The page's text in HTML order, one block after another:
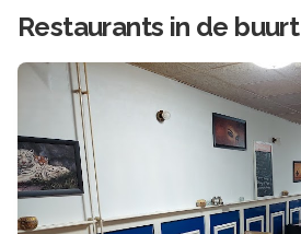
Restaurants in de buurt